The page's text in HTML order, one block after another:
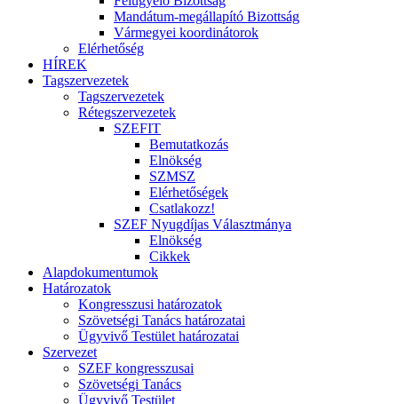
Mandátum-megállapító Bizottság
Vármegyei koordinátorok
Elérhetőség
HÍREK
Tagszervezetek
Tagszervezetek
Rétegszervezetek
SZEFIT
Bemutatkozás
Elnökség
SZMSZ
Elérhetőségek
Csatlakozz!
SZEF Nyugdíjas Választmánya
Elnökség
Cikkek
Alapdokumentumok
Határozatok
Kongresszusi határozatok
Szövetségi Tanács határozatai
Ügyvivő Testület határozatai
Szervezet
SZEF kongresszusai
Szövetségi Tanács
Ügyvivő Testület